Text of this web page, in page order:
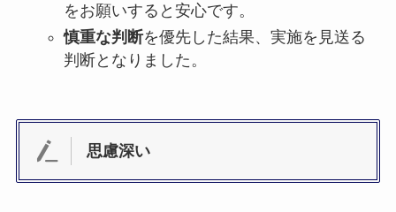
をお願いすると安心です。
慎重な判断を優先した結果、実施を見送る
判断となりました。
思慮深い